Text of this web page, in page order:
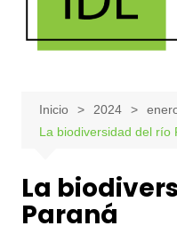
Inicio 2024
La biodiversidad del río
La
Paraná